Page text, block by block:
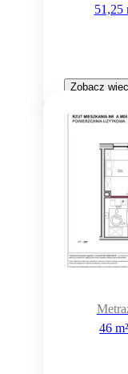
51,25
Zobacz
46 m²